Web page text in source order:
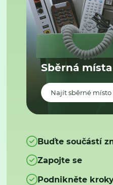
Sběrná místa
Najít sběrné místo
Buďte součástí
Zapojte se
Podnikněte